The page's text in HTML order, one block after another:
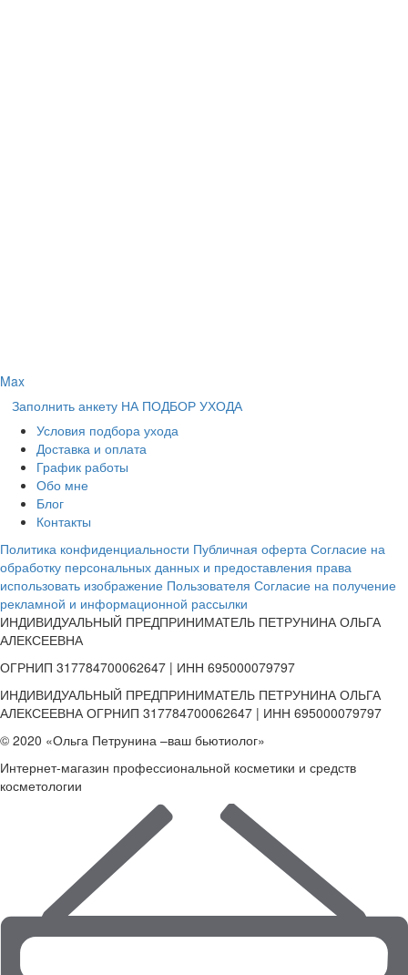
Max
Заполнить анкету НА ПОДБОР УХОДА
Условия подбора ухода
Доставка и оплата
График работы
Обо мне
Блог
Контакты
Политика конфиденциальности Публичная оферта Согласие на
обработку персональных данных и предоставления права
использовать изображение Пользователя Согласие на получение
рекламной и информационной рассылки
ИНДИВИДУАЛЬНЫЙ ПРЕДПРИНИМАТЕЛЬ ПЕТРУНИНА ОЛЬГА
АЛЕКСЕЕВНА
ОГРНИП 317784700062647 | ИНН 695000079797
ИНДИВИДУАЛЬНЫЙ ПРЕДПРИНИМАТЕЛЬ ПЕТРУНИНА ОЛЬГА
АЛЕКСЕЕВНА ОГРНИП 317784700062647 | ИНН 695000079797
© 2020 «Ольга Петрунина –ваш бьютиолог»
Интернет-магазин профессиональной косметики и средств
косметологии